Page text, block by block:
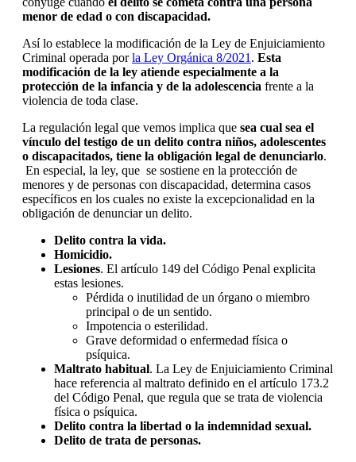
menor de edad o con discapacidad.
Así lo establece la modificación de la Ley de Enjuiciamiento
Criminal operada porla Ley Orgánica 8/2021 . Esta
modificación de la ley atiende especialmente a la
protección de la infancia y de la adolescencia frente a la
violencia de toda clase.
La regulación legal que vemos implica que sea cual sea el
vínculo del testigo de un delito contra niños, adolescentes
o discapacitados, tiene la obligación legal de denunciarlo.
En especial, la ley, que se sostiene en la protección de
menores y de personas con discapacidad, determina casos
específicos en los cuales no existe la excepcionalidad en la
obligación de denunciar un delito.
Delito contra la vida.
Homicidio.
Lesiones. El artículo 149 del Código Penal explicita
estas lesiones.
Pérdida o inutilidad de un órgano o miembro
principal o de un sentido.
Impotencia o esterilidad.
Grave deformidad o enfermedad física o
psíquica.
Maltrato habitual. La Ley de Enjuiciamiento Criminal
hace referencia al maltrato definido en el artículo 173.2
del Código Penal, que regula que se trata de violencia
física o psíquica.
Delito contra la libertad o la indemnidad sexual.
Delito de trata de personas.